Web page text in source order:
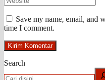
Save my name, email, and
time I comment.
Search